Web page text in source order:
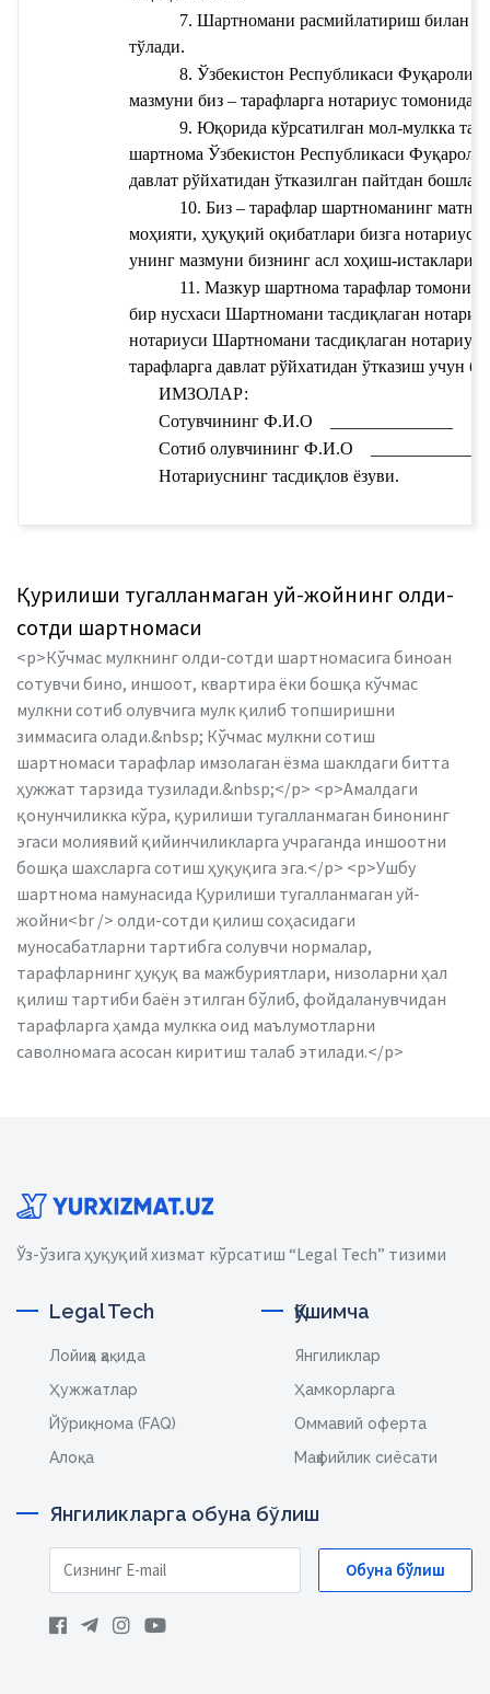
7. Шартномани расмийлатириш билан
тўлади.
8. Ўзбекистон Республикаси
мазмуни биз – тарафларга нотариус
9. Юқорида кўрсатилган мол-мулкка
шартнома Ўзбекистон Республикаси
давлат рўйхатидан ўтказилган пайтдан бошлаб
10. Биз – тарафлар шартноманинг
моҳияти, ҳуқуқий оқибатлари бизга
унинг мазмуни бизнинг асл хоҳиш-
11. Мазкур шартнома тарафлар
бир нусхаси Шартномани тасдиқлаган
нотариуси Шартномани тасдиқлаган
тарафларга давлат рўйхатидан ўтказиш учун
ИМЗОЛАР:
Сотувчининг Ф.И.О
Сотиб олувчининг Ф.И.О
Нотариуснинг тасдиқлов ёзуви.
Қурилиши тугалланмаган уй-жойнинг олди-
сотди шартномаси
<p>Кўчмас мулкнинг олди-сотди шартномасига биноан
сотувчи бино, иншоот, квартира ёки бошқа кўчмас
мулкни сотиб олувчига мулк қилиб топширишни
зиммасига олади.&nbsp; Кўчмас мулкни сотиш
шартномаси тарафлар имзолаган ёзма шаклдаги битта
ҳужжат тарзида тузилади.&nbsp;</p> <p>Амалдаги
қонунчиликка кўра, қурилиши тугалланмаган бинонинг
эгаси молиявий қийинчиликларга учраганда иншоотни
бошқа шахсларга сотиш ҳуқуқига эга.</p> <p>Ушбу
шартнома намунасида Қурилиши тугалланмаган уй-
жойни<br /> олди-сотди қилиш соҳасидаги
муносабатларни тартибга солувчи нормалар,
тарафларнинг ҳуқуқ ва мажбуриятлари, низоларни ҳал
қилиш тартиби баён этилган бўлиб, фойдаланувчидан
тарафларга ҳамда мулкка оид маълумотларни
саволномага асосан киритиш талаб этилади.</p>
Ўз-ўзига ҳуқуқий хизмат кўрсатиш “Legal Tech” тизими
Legal Tech
Лойиҳа ҳақида
Ҳужжатлар
Йўриқнома (FAQ)
Алоқа
Қўшимча
Янгиликлар
Ҳамкорларга
Оммавий оферта
Маҳфийлик сиёсати
Янгиликларга обуна бўлиш
Обуна бўлиш